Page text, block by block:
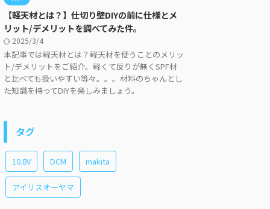
【軽天材とは？】仕切り壁DIYの前に仕様とメ
リット/デメリットを調べてみた件。
2025/3/4
本記事では軽天材とは？軽天材を使うことのメリッ
ト/デメリットをご紹介。軽くて反りが無くSPF材
と比べても扱いやすい等々。。。材料のちゃんとし
た知識を持ってDIYを楽しみましょう。
タグ
10.8V DCM makita
アイリスオーヤマ